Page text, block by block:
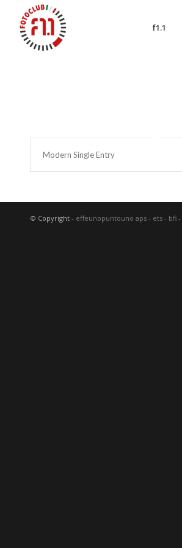
f1.1
Modern Single Entry
© Copyright - effeunopuntouno aps - ets - bfi -